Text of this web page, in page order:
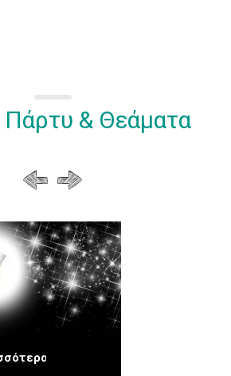
Πάρτυ & Θεάματα